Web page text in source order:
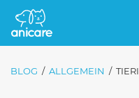
BLOG / ALLGEMEIN /